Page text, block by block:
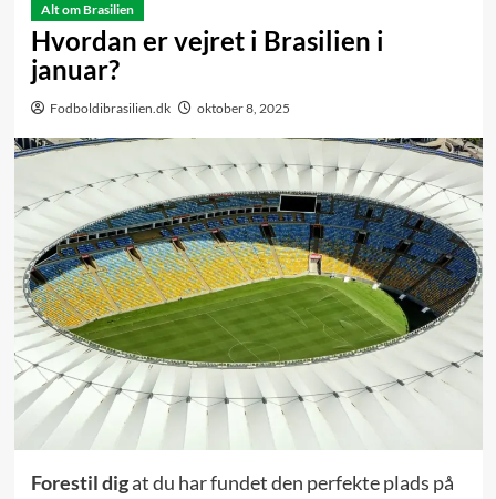
Alt om Brasilien
Hvordan er vejret i Brasilien i
januar?
Fodboldibrasilien.dk oktober 8, 2025
Forestil digat du har fundet den perfekte plads på